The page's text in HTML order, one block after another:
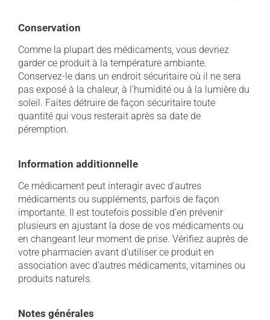
Conservation
Comme la plupart des médicaments, vous devriez
garder ce produit à la température ambiante.
Conservez-le dans un endroit sécuritaire où il ne sera
pas exposé à la chaleur, à l'humidité ou à la lumière du
soleil. Faites détruire de façon sécuritaire toute
quantité qui vous resterait après sa date de
péremption.
Information additionnelle
Ce médicament peut interagir avec d'autres
médicaments ou suppléments, parfois de façon
importante. Il est toutefois possible d'en prévenir
plusieurs en ajustant la dose de vos médicaments ou
en changeant leur moment de prise. Vérifiez auprès de
votre pharmacien avant d'utiliser ce produit en
association avec d'autres médicaments, vitamines ou
produits naturels.
Notes générales